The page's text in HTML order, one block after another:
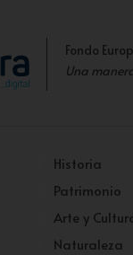
Fondo
Una
Historia
Patrimonio
Arte y
Naturaleza